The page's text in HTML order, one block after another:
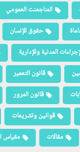
المناجمنت العمومي
حقوق الإنسان
المدنية والإدارية
قانون التعمير
قانون المرور
قوانين وتشريعات
مقالات مقياس